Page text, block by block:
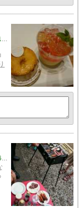
http://blog.livedoor.jp/marimekko99/archives/4255017.html
http://blog.livedoor.jp/marimekko99/archives/3854866.html